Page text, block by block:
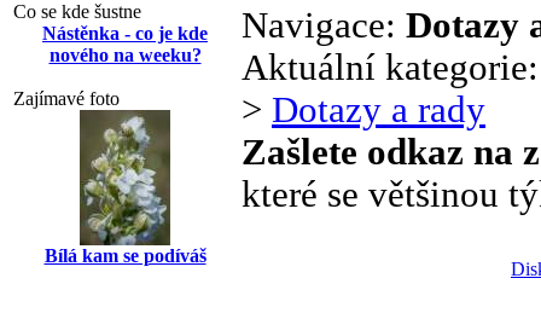
Co se kde šustne
Nástěnka - co je kde
nového na weeku?
Zajímavé foto
Bílá kam se podíváš
Navigace: Dotazy
Aktuální
> Dotazy a rady
Zašlete odkaz na
které se většinou